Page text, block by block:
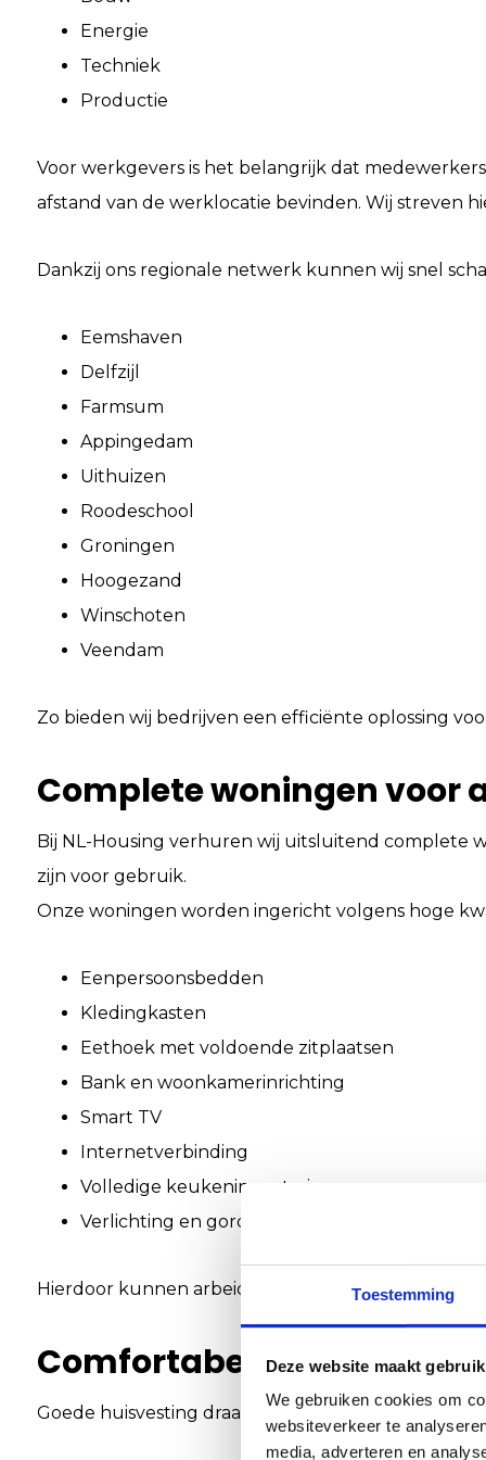
Toestemming
Deze website maakt
We gebruiken cookies om
websiteverkeer te
media, adverteren en
Energie
Techniek
Productie
Voor werkgevers is het belangrijk dat
afstand van de werklocatie bevinden. Wij streven
Dankzij ons regionale netwerk kunnen wij snel
Eemshaven
Delfzijl
Farmsum
Appingedam
Uithuizen
Roodeschool
Groningen
Hoogezand
Winschoten
Veendam
Zo bieden wij bedrijven een efficiënte oplossing
Complete woningen voor
Bij NL-Housing verhuren wij uitsluitend complete
zijn voor gebruik.
Onze woningen worden ingericht volgens hoge
Eenpersoonsbedden
Kledingkasten
Eethoek met voldoende zitplaatsen
Bank en woonkamerinrichting
Smart TV
Internetverbinding
Volledige keukeninventaris
Verlichting en gordijnen
Hierdoor kunnen arbeidsmigranten direct
Comfortabele
Goede huisvesting draagt bij aan tevreden